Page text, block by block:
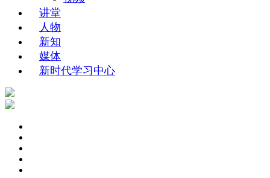
讲堂
人物
新知
媒体
新时代学习中心